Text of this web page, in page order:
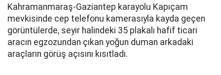
Kahramanmaraş-Gaziantep karayolu Kapıçam
mevkisinde cep telefonu kamerasıyla kayda geçen
görüntülerde, seyir halindeki 35 plakalı hafif ticari
aracın egzozundan çıkan yoğun duman arkadaki
araçların görüş açısını kısıtladı.